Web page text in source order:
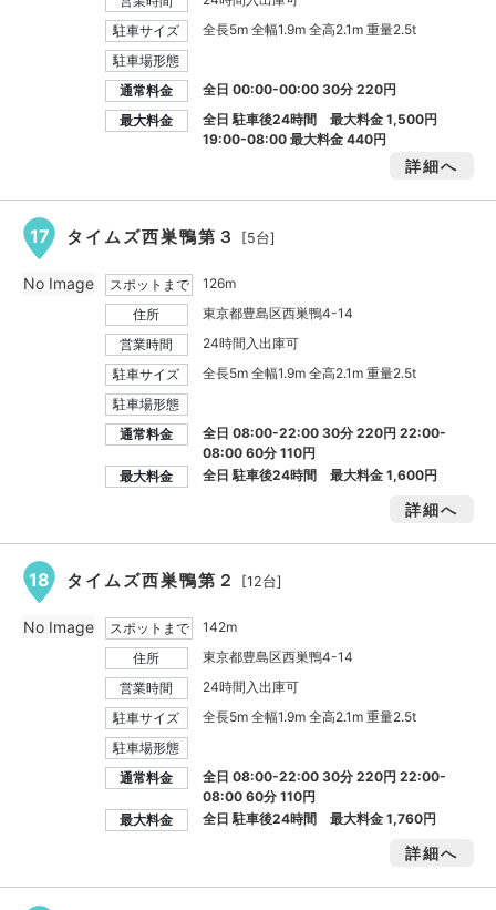
駐車サイズ
全長5m 全幅1.9m 全高2.1m 重量2.5t
駐車場形態
通常料金
全日 00:00-00:00 30分 220円
最大料金
全日 駐車後24時間 最大料金1,500円
19:00-08:00 最大料金440円
詳細へ
17 タイムズ西巣鴨第３ [5台]
スポットまで
126m
住所
東京都豊島区西巣鴨4-14
営業時間
24時間入出庫可
駐車サイズ
全長5m 全幅1.9m 全高2.1m 重量2.5t
駐車場形態
通常料金
全日 08:00-22:00 30分 220円 22:00-
08:00 60分 110円
最大料金
全日 駐車後24時間 最大料金1,600円
詳細へ
No Image
18 タイムズ西巣鴨第２ [12台]
スポットまで
142m
住所
東京都豊島区西巣鴨4-14
営業時間
24時間入出庫可
駐車サイズ
全長5m 全幅1.9m 全高2.1m 重量2.5t
駐車場形態
通常料金
全日 08:00-22:00 30分 220円 22:00-
08:00 60分 110円
最大料金
全日 駐車後24時間 最大料金1,760円
詳細へ
No Image